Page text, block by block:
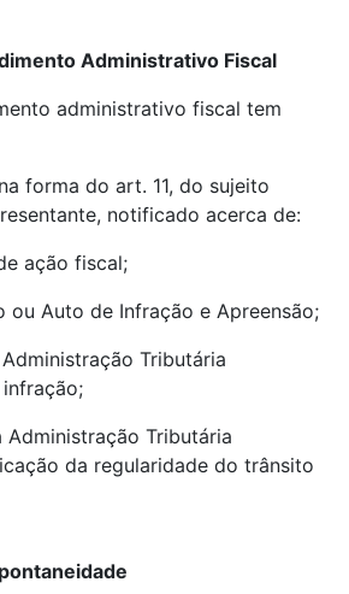
Administrativo Fiscal
administrativo fiscal tem
forma do art. 11, do sujeito
notificado acerca de:
ação fiscal;
ou Auto de Infração e Apreensão;
Tributária
Tributária
da regularidade do trânsito